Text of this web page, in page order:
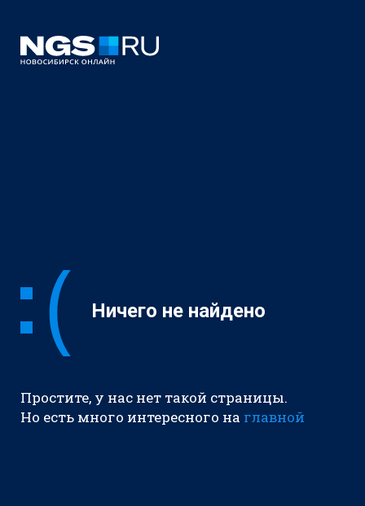
Ничего не найдено
Простите, у нас нет такой страницы.
Но есть много интересного на главной